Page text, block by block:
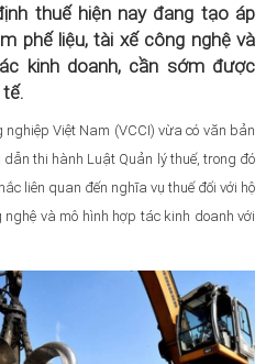
thuế hiện nay đang tạo áp
phế liệu, tài xế công nghệ và
kinh doanh, cần sớm được
Việt Nam (VCCI) vừa có văn bản
thi hành Luật Quản lý thuế, trong đó
liên quan đến nghĩa vụ thuế đối với hộ
nghệ và mô hình hợp tác kinh doanh với